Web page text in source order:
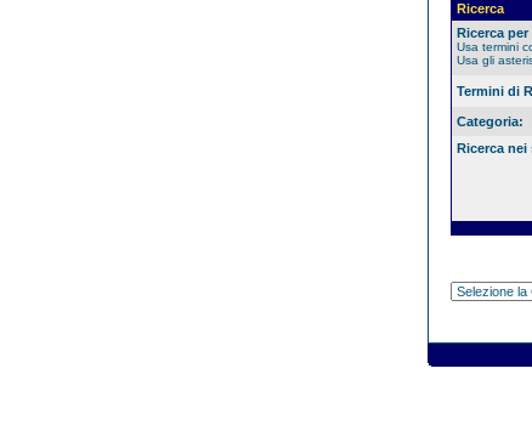
Ricerca
Ricerca
Usa termini
Usa gli
Termini di
Categoria:
Ricerca nei